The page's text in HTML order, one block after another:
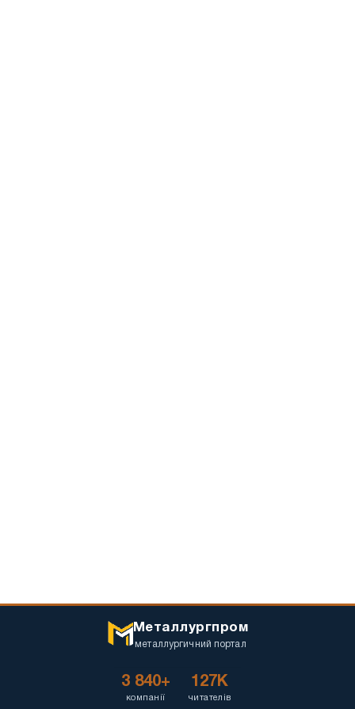
Металлургпром
металлургичний портал
3 840+
компанії
127K
читателів